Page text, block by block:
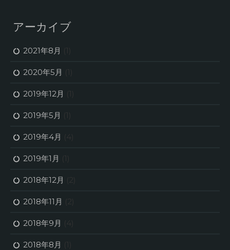
アーカイブ
2021年8月 (1)
2020年5月 (1)
2019年12月 (1)
2019年5月 (1)
2019年4月 (4)
2019年1月 (1)
2018年12月 (2)
2018年11月 (2)
2018年9月 (4)
2018年8月 (1)